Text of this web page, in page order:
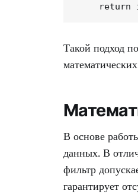
return
Такой подход
В основе
данных. В
фильтр
гарантирует